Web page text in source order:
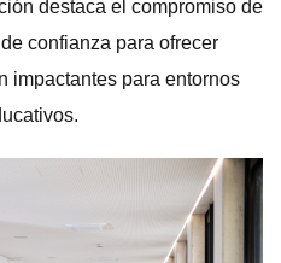
destaca el compromiso de
confianza para ofrecer
impactantes para entornos